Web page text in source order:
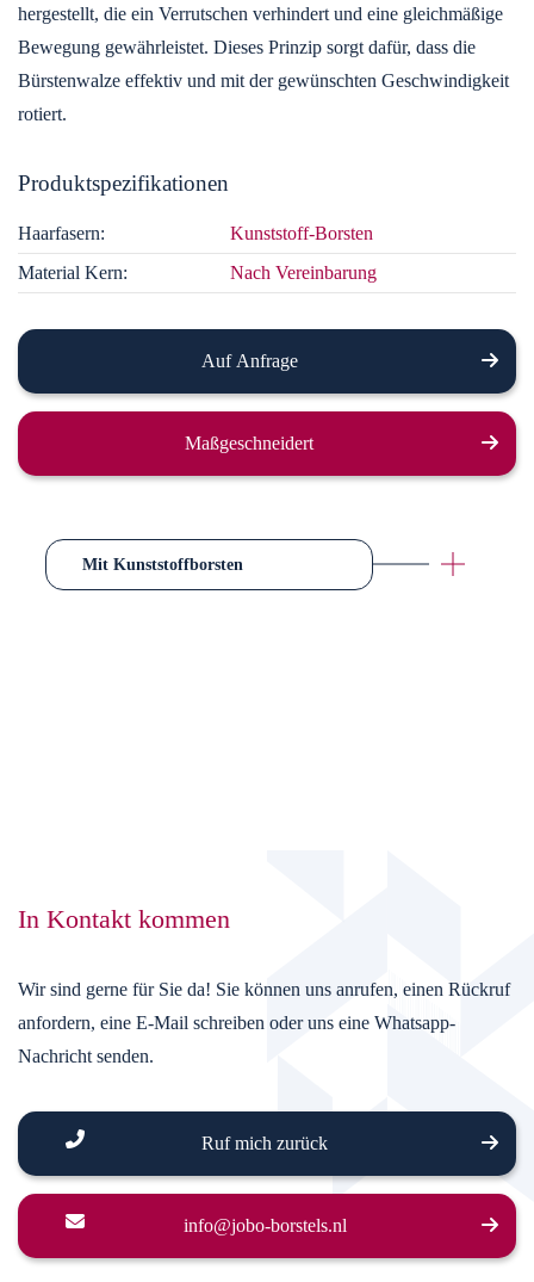
hergestellt, die ein Verrutschen verhindert und eine gleichmäßige
Bewegung gewährleistet. Dieses Prinzip sorgt dafür, dass die
Bürstenwalze effektiv und mit der gewünschten Geschwindigkeit
rotiert.
Produktspezifikationen
Haarfasern:
Kunststoff-Borsten
Material Kern:
Nach Vereinbarung
Auf Anfrage
Maßgeschneidert
Mit Kunststoffborsten
Gebrauchs Reibung und Verschleiß ausgesetzt. Es ist
wichtig, dass Sie Borsten wählen, die den spezifischen
Bedingungen und der erwarteten Lebensdauer der Bürste
länger und behalten ihre funktionellen Eigenschaften
länger bei. Nylon, Rilsan und PBT sind abriebfest, PP und
PET sind es nicht.
In Kontakt kommen
Wir sind gerne für Sie da! Sie können uns anrufen, einen Rückruf
anfordern, eine E-Mail schreiben oder uns eine Whatsapp-
Nachricht senden.
Ruf mich zurück
info@jobo-borstels.nl